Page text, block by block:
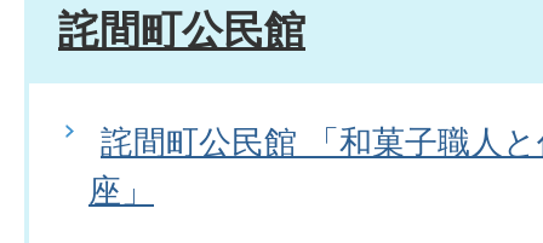
詫間町公民館
詫間町公民館 「和菓子職人
座」